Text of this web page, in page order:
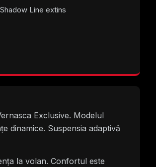
Line extins
Exclusive. Modelul
dinamice. Suspensia adaptivă
la volan. Confortul este